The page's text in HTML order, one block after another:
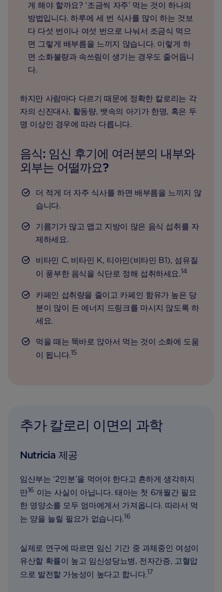
게 해야 할까요? ‘조금씩 자주’ 먹는 것이 하나의
방법입니다. 하루에 세 번 식사를 많이 하는 것보
다 다섯 번이나 여섯 번으로 나눠서 조금식 먹으
면 그렇게 배부름을 느끼지 않습니다. 이렇게 하
면 소화불량과 속쓰림이 생기는 경우도 줄어듭니
다.
하지만 사람마다 다르기 때문에 정확한 칼로리는 각
자의 신진대사, 활동량, 뱃속의 아기가 한명, 혹은 두
명 이상인 경우에 따라 다릅니다.
음식: 임신 후기에 여러분의 내부와
외부는 어떨까요?
더 적게 더 자주 식사를 하면 배부름을 느끼지 않
습니다.
기름기가 많고 맵고 지방이 많은 음식 섭취를 자
제하세요.
비타민 C, 비타민 K, 티아민(비타민 B1), 섬유질
이 풍부한 음식을 식단로 정해 섭취하세요.14
카페인 섭취량을 줄이고 카페인 함유가 높은 당
분이 많이 든 에너지 드링크를 마시지 않도록 하
세요.
먹을 때는 똑바로 앉아서 먹는 것이 소화에 도움
이 됩니다.15
추가 칼로리 이면의 과학
Nutricia 제공
임산부는 ‘2인분’을 먹어야 한다고 흔하게 생각하지
만16 이는 사실이 아닙니다. 태아는 첫 6개월간 필요
한 영양소를 모두 엄마에게서 가져옵니다. 따라서 먹
는 양을 늘릴 필요가 없습니다.16
실제로 연구에 따르면 임신 기간 중 과체중인 여성이
유산할 확률이 높고 임신성당뇨병, 전자간증, 고혈압
으로 발전할 가능성이 높다고 합니다.17